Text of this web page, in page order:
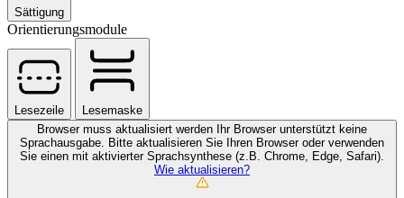
Sättigung
Orientierungsmodule
Lesezeile
Lesemaske
Browser muss aktualisiert werden Ihr Browser unterstützt keine
Sprachausgabe. Bitte aktualisieren Sie Ihren Browser oder verwenden
Sie einen mit aktivierter Sprachsynthese (z.B. Chrome, Edge, Safari).
Wie aktualisieren?